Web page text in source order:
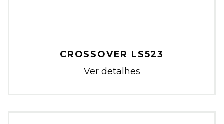
CROSSOVER LS523
Ver detalhes